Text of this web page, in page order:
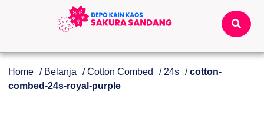
Home / Belanja /Cotton Combed / 24s /cotton-
combed-24s-royal-purple